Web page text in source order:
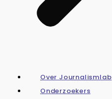
Over Journalismlab
Onderzoekers